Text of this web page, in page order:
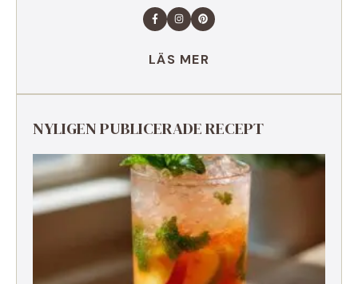
LÄS MER
NYLIGEN PUBLICERADE RECEPT